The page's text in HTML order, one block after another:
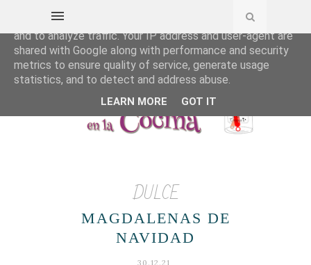
DULCE
MAGDALENAS DE
NAVIDAD
30.12.21
This site uses cookies from Google to deliver its services
and to analyze traffic. Your IP address and user-agent are
shared with Google along with performance and security
metrics to ensure quality of service, generate usage
statistics, and to detect and address abuse.
LEARN MORE GOT IT